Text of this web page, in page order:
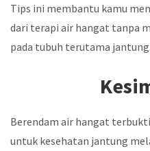
Tips ini membantu kamu
dari terapi air hangat tanpa
pada tubuh terutama jantung.
Berendam air hangat
untuk kesehatan jantung